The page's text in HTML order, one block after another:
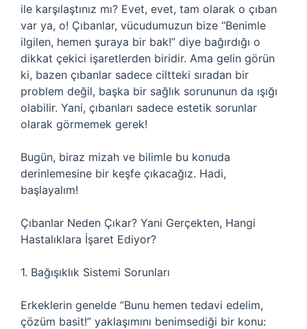
ile karşılaştınız mı? Evet, evet, tam olarak o çıban
var ya, o! Çıbanlar, vücudumuzun bize “Benimle
ilgilen, hemen şuraya bir bak!” diye bağırdığı o
dikkat çekici işaretlerden biridir. Ama gelin görün
ki, bazen çıbanlar sadece ciltteki sıradan bir
problem değil, başka bir sağlık sorununun da ışığı
olabilir. Yani, çıbanları sadece estetik sorunlar
olarak görmemek gerek!
Bugün, biraz mizah ve bilimle bu konuda
derinlemesine bir keşfe çıkacağız. Hadi,
başlayalım!
Çıbanlar Neden Çıkar? Yani Gerçekten, Hangi
Hastalıklara İşaret Ediyor?
1. Bağışıklık Sistemi Sorunları
Erkeklerin genelde “Bunu hemen tedavi edelim,
çözüm basit!” yaklaşımını benimsediği bir konu: